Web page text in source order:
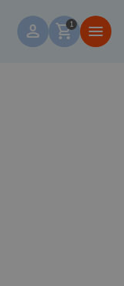
person 1
shopping_cart menu